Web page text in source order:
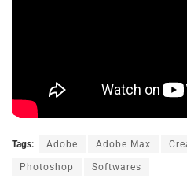
Tags: Adobe Adobe Max
Photoshop Softwares